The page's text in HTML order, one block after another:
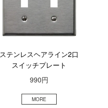
ステンレスヘアライン2口
スイッチプレート
990円